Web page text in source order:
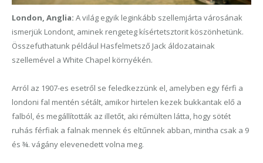
London, Anglia: A világ egyik leginkább szellemjárta városának
ismerjük Londont, aminek rengeteg kísértetsztorit köszönhetünk.
Összefuthatunk például Hasfelmetsző Jack áldozatainak
szellemével a White Chapel környékén.
Arról az 1907-es esetről se feledkezzünk el, amelyben egy férfi a
londoni fal mentén sétált, amikor hirtelen kezek bukkantak elő a
falból, és megállították az illetőt, aki rémülten látta, hogy sötét
ruhás férfiak a falnak mennek és eltűnnek abban, mintha csak a 9
és ¾. vágány elevenedett volna meg.